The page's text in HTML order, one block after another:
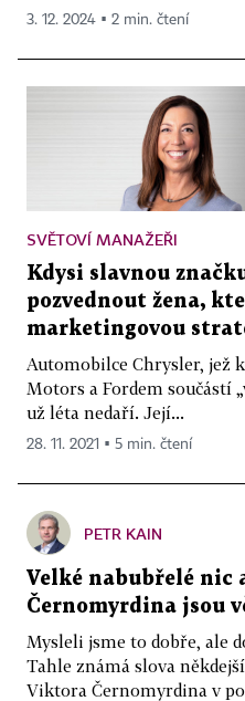
3. 12. 2024 ▪ 2 min. čtení
SVĚTOVÍ MANAŽEŘI
Kdysi slavnou
pozvednout žena,
marketingovou
Automobilce Chrysler, jež
Motors a Fordem součástí
už léta nedaří. Její...
28. 11. 2021 ▪ 5 min. čtení
PETR KAIN
Velké nabubřelé nic
Černomyrdina jsou
Mysleli jsme to dobře, ale
Tahle známá slova
Viktora Černomyrdina v